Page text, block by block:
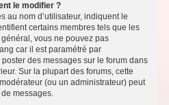
le modifier ?
au nom d’utilisateur, indiquent le
certains membres tels que les
vous ne pouvez pas
car il est paramétré par
poster des messages sur le forum dans
Sur la plupart des forums, cette
(ou un administrateur) peut
messages.